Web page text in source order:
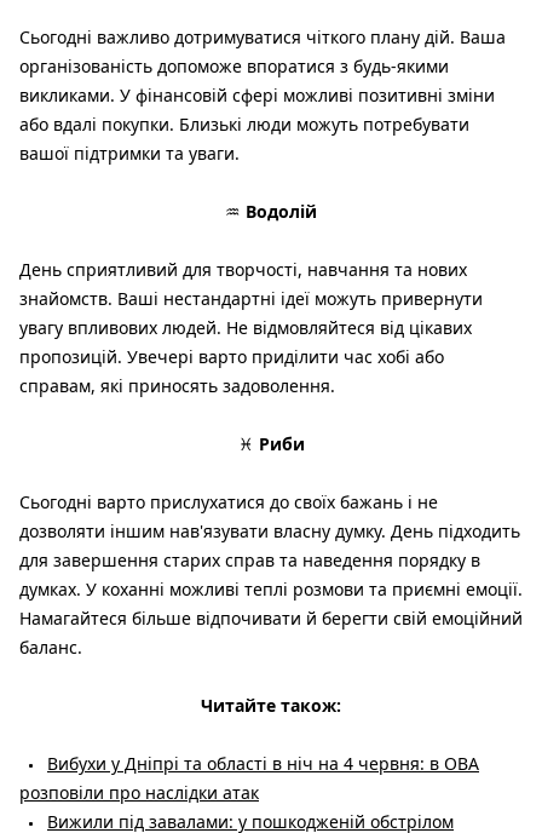
Сьогодні важливо дотримуватися чіткого плану дій. Ваша
організованість допоможе впоратися з будь-якими
викликами. У фінансовій сфері можливі позитивні зміни
або вдалі покупки. Близькі люди можуть потребувати
вашої підтримки та уваги.
♒ Водолій
День сприятливий для творчості, навчання та нових
знайомств. Ваші нестандартні ідеї можуть привернути
увагу впливових людей. Не відмовляйтеся від цікавих
пропозицій. Увечері варто приділити час хобі або
справам, які приносять задоволення.
♓ Риби
Сьогодні варто прислухатися до своїх бажань і не
дозволяти іншим нав'язувати власну думку. День підходить
для завершення старих справ та наведення порядку в
думках. У коханні можливі теплі розмови та приємні емоції.
Намагайтеся більше відпочивати й берегти свій емоційний
баланс.
Читайте також:
Вибухи у Дніпрі та області в ніч на 4 червня: в ОВА
розповіли про наслідки атак
Вижили під завалами: у пошкодженій обстрілом